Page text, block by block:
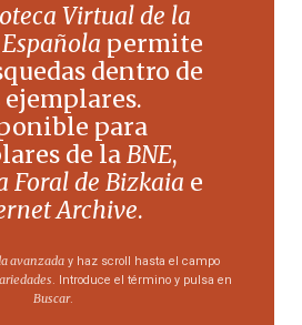
Virtual de la
permite
dentro de
ejemplares.
para
de laBNE,
Foral de Bizkaia e
Archive.
avanzada y haz scroll hasta el campo
. Introduce el término y pulsa en
Buscar.